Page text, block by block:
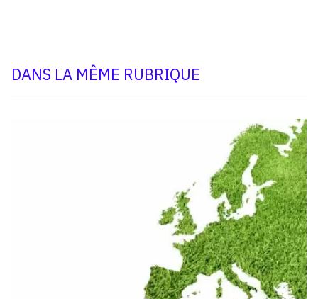
DANS LA MÊME RUBRIQUE